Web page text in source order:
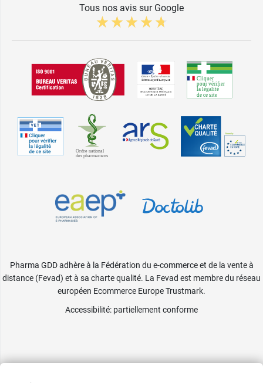
Tous nos avis sur Google
Pharma GDD adhère à la Fédération du e-commerce et de la vente à
distance (Fevad) et à sa charte qualité. La Fevad est membre du réseau
européen Ecommerce Europe Trustmark.
Accessibilité: partiellement conforme